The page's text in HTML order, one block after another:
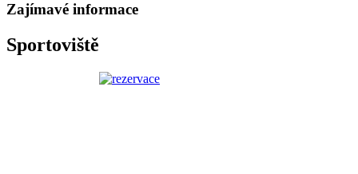
Zajímavé informace
Sportoviště